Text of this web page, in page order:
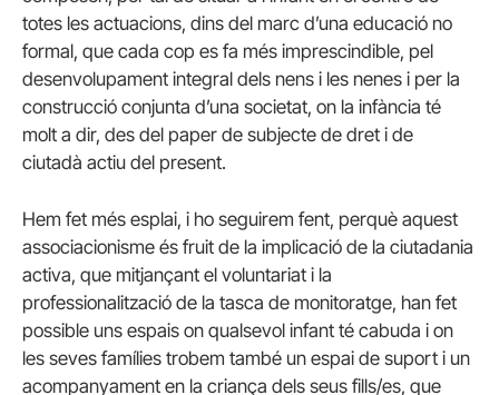
totes les actuacions, dins del marc d’una educació no
formal, que cada cop es fa més imprescindible, pel
desenvolupament integral dels nens i les nenes i per la
construcció conjunta d’una societat, on la infància té
molt a dir, des del paper de subjecte de dret i de
ciutadà actiu del present.
Hem fet més esplai, i ho seguirem fent, perquè aquest
associacionisme és fruit de la implicació de la ciutadania
activa, que mitjançant el voluntariat i la
professionalització de la tasca de monitoratge, han fet
possible uns espais on qualsevol infant té cabuda i on
les seves famílies trobem també un espai de suport i un
acompanyament en la criança dels seus fills/es, que